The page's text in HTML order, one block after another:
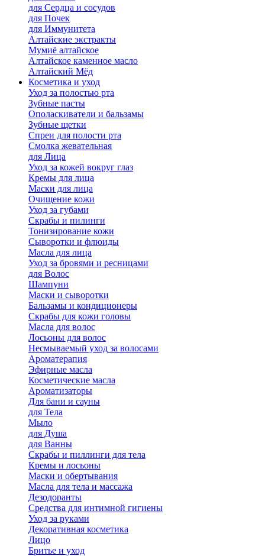
для Сердца и сосудов
для Почек
для Иммунитета
Алтайские экстракты
Мумиё алтайское
Алтайское каменное масло
Алтайский Мёд
Косметика и уход
Уход за полостью рта
Зубные пасты
Ополаскиватели и бальзамы
Зубные щетки
Спреи для полости рта
Смолка жевательная
для Лица
Уход за кожей вокруг глаз
Кремы для лица
Маски для лица
Очищение кожи
Уход за губами
Скрабы и пилинги
Тонизирование кожи
Сыворотки и флюиды
Масла для лица
Уход за бровями и ресницами
для Волос
Шампуни
Маски и сыворотки
Бальзамы и кондиционеры
Скрабы для кожи головы
Масла для волос
Лосьоны для волос
Несмываемый уход за волосами
Ароматерапия
Эфирные масла
Косметические масла
Ароматизаторы
Для бани и сауны
для Тела
Мыло
для Душа
для Ванны
Скрабы и пиллинги для тела
Кремы и лосьоны
Маски и обертывания
Масла для тела и массажа
Дезодоранты
Средства для интимной гигиены
Уход за руками
Декоративная косметика
Лицо
Бритье и уход